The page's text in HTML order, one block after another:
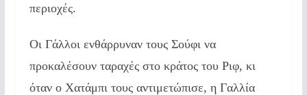
περιοχές.
Οι Γάλλοι ενθάρρυναν τους Σούφι να
προκαλέσουν ταραχές στο κράτος του Ριφ, κι
όταν ο Χατάμπι τους αντιμετώπισε, η Γαλλία